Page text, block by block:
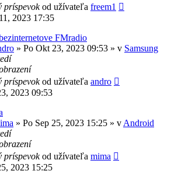
príspevokod užívateľa freem1
2023 17:35
FMradio
» Po Okt 23, 2023 09:53 » v Samsung
príspevokod užívateľa andro
2023 09:53
» Po Sep 25, 2023 15:25 » v Android
príspevokod užívateľa mima
2023 15:25